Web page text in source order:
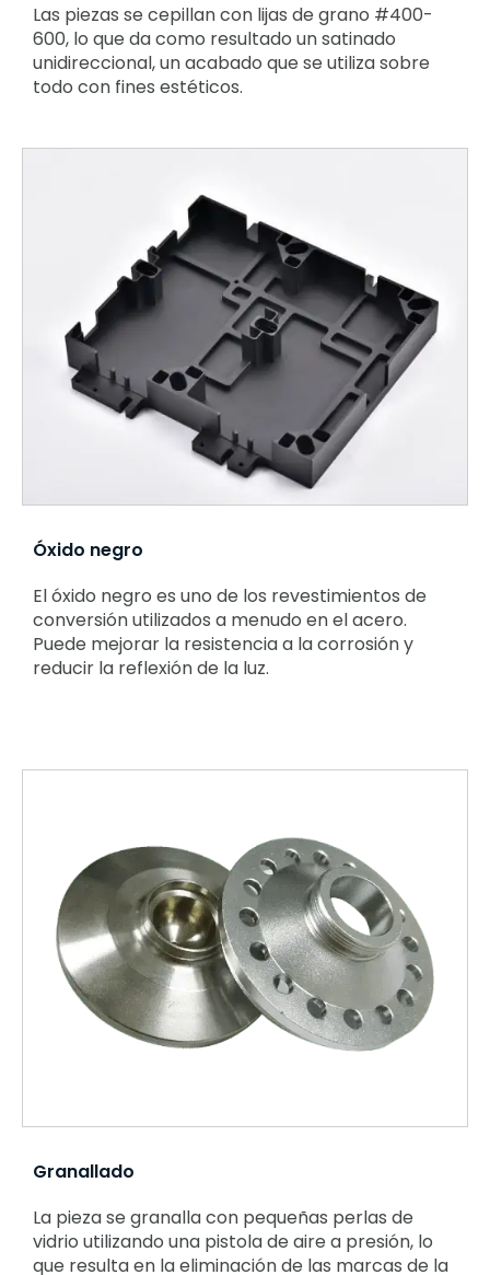
Las piezas se cepillan con lijas de grano #400-
600, lo que da como resultado un satinado
unidireccional, un acabado que se utiliza sobre
todo con fines estéticos.
Óxido negro
El óxido negro es uno de los revestimientos de
conversión utilizados a menudo en el acero.
Puede mejorar la resistencia a la corrosión y
reducir la reflexión de la luz.
Granallado
La pieza se granalla con pequeñas perlas de
vidrio utilizando una pistola de aire a presión, lo
que resulta en la eliminación de las marcas de la